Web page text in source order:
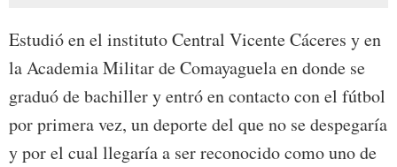
Estudió en el instituto Central Vicente Cáceres y en
la Academia Militar de Comayaguela en donde se
graduó de bachiller y entró en contacto con el fútbol
por primera vez, un deporte del que no se despegaría
y por el cual llegaría a ser reconocido como uno de